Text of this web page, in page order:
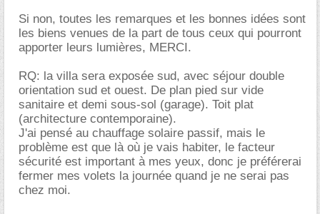
Si non, toutes les remarques et les bonnes idées sont
les biens venues de la part de tous ceux qui pourront
apporter leurs lumières, MERCI.
RQ: la villa sera exposée sud, avec séjour double
orientation sud et ouest. De plan pied sur vide
sanitaire et demi sous-sol (garage). Toit plat
(architecture contemporaine).
J'ai pensé au chauffage solaire passif, mais le
problème est que là où je vais habiter, le facteur
sécurité est important à mes yeux, donc je préférerai
fermer mes volets la journée quand je ne serai pas
chez moi.